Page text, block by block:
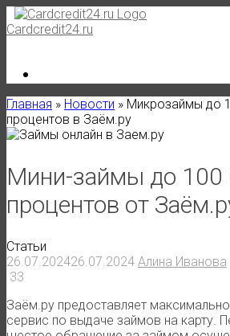
Skip
to
Cardcredit24.ru
Главная » Новости » Микрозаймы до
процентов в Заём.ру
Мини-займы до 100
процентов от
Статьи
26.07.202426.07.2024 Алина Иванова
33
Заём.ру предоставляет
сервис по выдаче займов на карту.